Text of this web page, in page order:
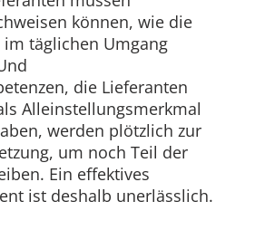
können, wie die
täglichen Umgang
die Lieferanten
Alleinstellungsmerkmal
werden plötzlich zur
um noch Teil der
Ein effektives
ist deshalb unerlässlich.